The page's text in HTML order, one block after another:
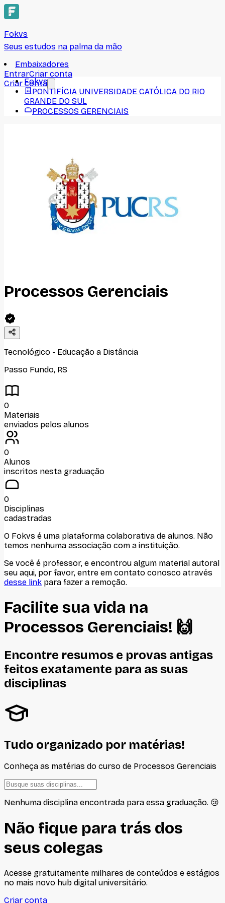
Fokvs
Seus estudos na palma da mão
Embaixadores
EntrarCriar conta
Criar conta
Fokvs
PONTIFÍCIA UNIVERSIDADE CATÓLICA DO RIO
GRANDE DO SUL
PROCESSOS GERENCIAIS
Processos Gerenciais
Tecnológico - Educação a Distância
Passo Fundo, RS
0
Materiais
enviados pelos alunos
0
Alunos
inscritos nesta graduação
0
Disciplinas
cadastradas
O Fokvs é uma plataforma colaborativa de alunos. Não
temos nenhuma associação com a instituição.
Se você é professor, e encontrou algum material autoral
seu aqui, por favor, entre em contato conosco através
desse link para fazer a remoção.
Facilite sua vida na
Processos Gerenciais! 🙌
Encontre resumos e provas antigas
feitos exatamente para as suas
disciplinas
Tudo organizado por matérias!
Conheça as matérias do curso de Processos Gerenciais
Nenhuma disciplina encontrada para essa graduação. 😢
Não fique para trás dos
seus colegas
Acesse gratuitamente milhares de conteúdos e estágios
no mais novo hub digital universitário.
Criar conta